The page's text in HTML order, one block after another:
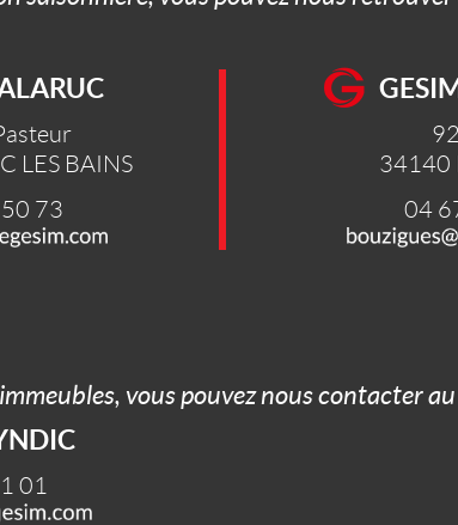
LES BAINS
73
34140
04
vous pouvez nous contacter
01